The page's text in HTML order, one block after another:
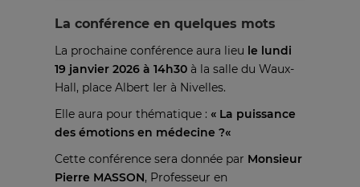
La conférence en quelques mots
La prochaine conférence aura lieu le lundi
19 janvier 2026 à 14h30 à la salle du Waux-
Hall, place Albert Ier à Nivelles.
Elle aura pour thématique : « La puissance
des émotions en médecine ?«
Cette conférence sera donnée par Monsieur
Pierre MASSON, Professeur en